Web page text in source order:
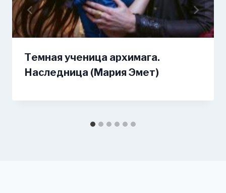
Темная ученица архимага.
Наследница (Мария Эмет)